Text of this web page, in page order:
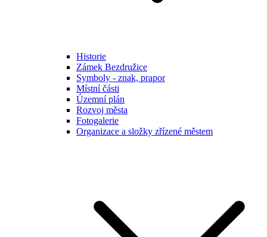
Historie
Zámek Bezdružice
Symboly - znak, prapor
Místní části
Územní plán
Rozvoj města
Fotogalerie
Organizace a složky zřízené městem